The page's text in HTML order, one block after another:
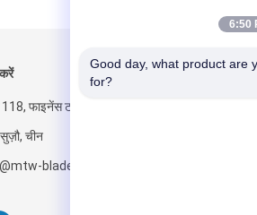
118, फाइनेंस टाउन, 1 केहोंग
चीन
blades.com
हमें मेल करें
6:50
Good day, what product are
for?